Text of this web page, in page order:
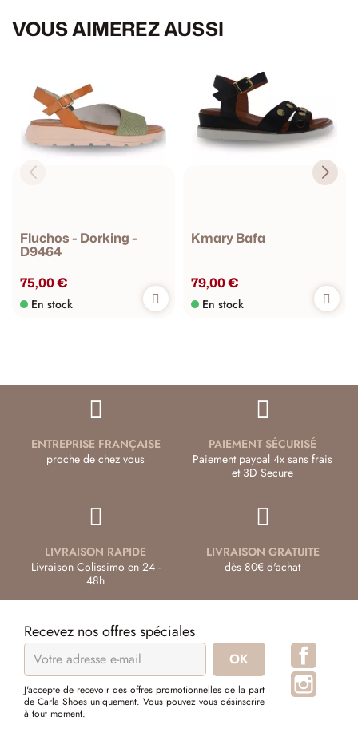
VOUS AIMEREZ AUSSI
Fluchos - Dorking -
D9464
75,00 €
En stock
Kmary Bafa
79,00 €
En stock
ENTREPRISE FRANÇAISE
proche de chez vous
PAIEMENT SÉCURISÉ
Paiement paypal 4x sans frais
et 3D Secure
LIVRAISON RAPIDE
Livraison Colissimo en 24 -
48h
LIVRAISON GRATUITE
dès 80€ d'achat
Recevez nos offres spéciales
J'accepte de recevoir des offres promotionnelles de la part
de Carla Shoes uniquement. Vous pouvez vous désinscrire
à tout moment.